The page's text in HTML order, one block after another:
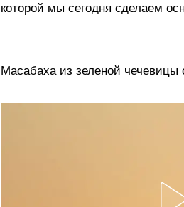
которой мы сегодня сделаем
Масабаха из зеленой чечевицы